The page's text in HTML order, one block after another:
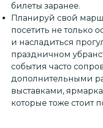
билеты заранее.
Планируй свой
посетить не только
и насладиться
праздничном
события часто
дополнительными
выставками,
которые тоже стоит